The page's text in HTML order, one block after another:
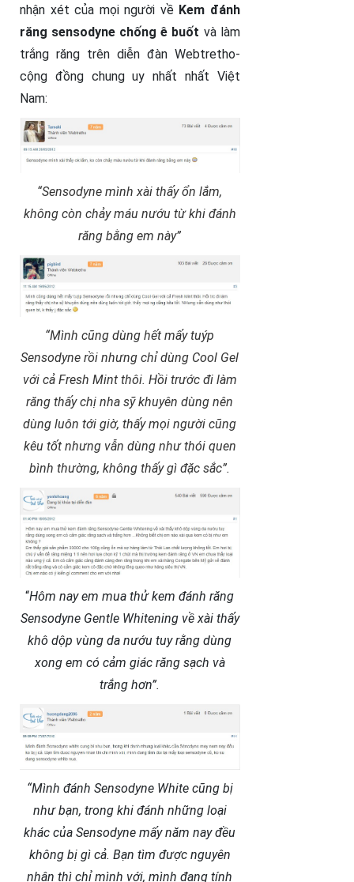
nhận xét của mọi người về Kem đánh
răng sensodyne chống ê buốt và làm
trắng răng trên diễn đàn Webtretho-
cộng đồng chung uy nhất nhất Việt
Nam:
“Sensodyne mình xài thấy ổn lắm,
không còn chảy máu nướu từ khi đánh
răng bằng em này”
“Mình cũng dùng hết mấy tuýp
Sensodyne rồi nhưng chỉ dùng Cool Gel
với cả Fresh Mint thôi. Hồi trước đi làm
răng thấy chị nha sỹ khuyên dùng nên
dùng luôn tới giờ, thấy mọi người cũng
kêu tốt nhưng vẫn dùng như thói quen
bình thường, không thấy gì đặc sắc”.
“Hôm nay em mua thử kem đánh răng
Sensodyne Gentle Whitening về xài thấy
khô dộp vùng da nướu tuy rằng dùng
xong em có cảm giác răng sạch và
trắng hơn”.
“Mình đánh Sensodyne White cũng bị
như bạn, trong khi đánh những loại
khác của Sensodyne mấy năm nay đều
không bị gì cả. Bạn tìm được nguyên
nhân thì chỉ mình với, mình đang tính